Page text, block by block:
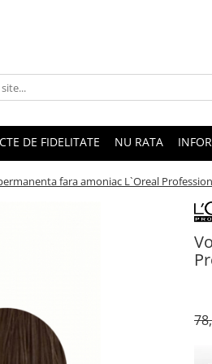
DE FIDELITATE NU RATA
fara amoniac L`Oreal